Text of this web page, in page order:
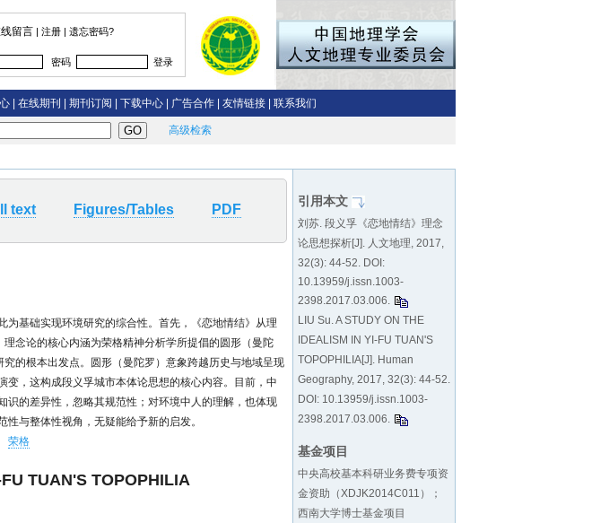
高级检索
引用本文
刘苏. 段义孚《恋地情结》理念
论思想探析[J]. 人文地理, 2017,
32(3): 44-52. DOI:
10.13959/j.issn.1003-
2398.2017.03.006.
LIU Su. A STUDY ON THE
IDEALISM IN YI-FU TUAN'S
TOPOPHILIA[J]. Human
Geography, 2017, 32(3): 44-52.
DOI: 10.13959/j.issn.1003-
2398.2017.03.006.
基金项目
中央高校基本科研业务费专项资
金资助（XDJK2014C011）；
西南大学博士基金项目
text Figures/Tables PDF
为基础实现环境研究的综合性。首先，《恋地情结》从理
念论的核心内涵为荣格精神分析学所提倡的圆形（曼陀
的根本出发点。圆形（曼陀罗）意象跨越历史与地域呈现
，这构成段义孚城市本体论思想的核心内容。目前，中
识的差异性，忽略其规范性；对环境中人的理解，也体现
与整体性视角，无疑能给予新的启发。
荣格
TUAN'S TOPOPHILIA